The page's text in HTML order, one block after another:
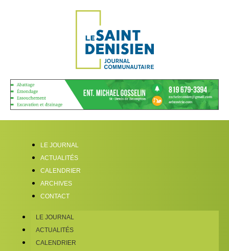
LE JOURNAL
ACTUALITÉS
CALENDRIER
ARCHIVES
CONTACT
LE JOURNAL
ACTUALITÉS
CALENDRIER